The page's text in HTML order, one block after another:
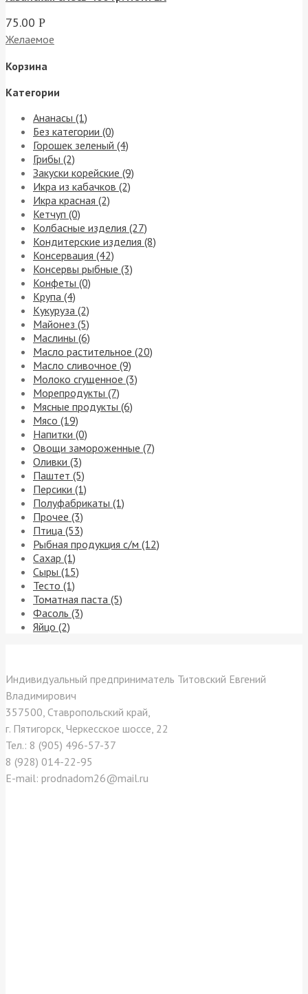
75.00 Р
Желаемое
Корзина
Категории
Ананасы (1)
Без категории (0)
Горошек зеленый (4)
Грибы (2)
Закуски корейские (9)
Икра из кабачков (2)
Икра красная (2)
Кетчуп (0)
Колбасные изделия (27)
Кондитерские изделия (8)
Консервация (42)
Консервы рыбные (3)
Конфеты (0)
Крупа (4)
Кукуруза (2)
Майонез (5)
Маслины (6)
Масло растительное (20)
Масло сливочное (9)
Молоко сгущенное (3)
Морепродукты (7)
Мясные продукты (6)
Мясо (19)
Напитки (0)
Овощи замороженные (7)
Оливки (3)
Паштет (5)
Персики (1)
Полуфабрикаты (1)
Прочее (3)
Птица (53)
Рыбная продукция с/м (12)
Сахар (1)
Сыры (15)
Тесто (1)
Томатная паста (5)
Фасоль (3)
Яйцо (2)
Индивидуальный предприниматель Титовский Евгений
Владимирович
357500, Ставропольский край,
г. Пятигорск, Черкесское шоссе, 22
Тел.: 8 (905) 496-57-37
8 (928) 014-22-95
E-mail: prodnadom26@mail.ru